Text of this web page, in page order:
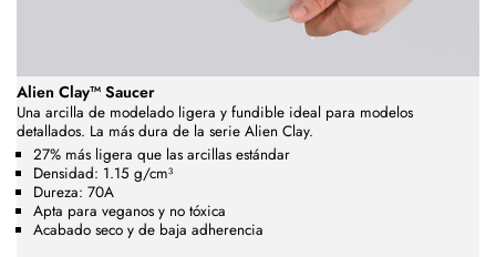
Alien Clay™ Saucer
Una arcilla de modelado ligera y fundible ideal para modelos
detallados. La más dura de la serie Alien Clay.
27% más ligera que las arcillas estándar
Densidad: 1.15 g/cm³
Dureza: 70A
Apta para veganos y no tóxica
Acabado seco y de baja adherencia